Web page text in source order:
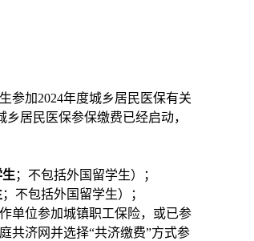
参加2024年度城乡居民医保有关
乡居民医保参保缴费已经启动，
；不包括外国留学生）；
；不包括外国留学生）；
单位参加城镇职工保险，或已参
共济网并选择“共济缴费”方式参